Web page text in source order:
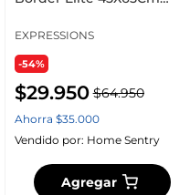
EXPRESSIONS
-54%
$29.950 $64.950
Ahorra $35.000
Vendido por: Home Sentry
Agregar